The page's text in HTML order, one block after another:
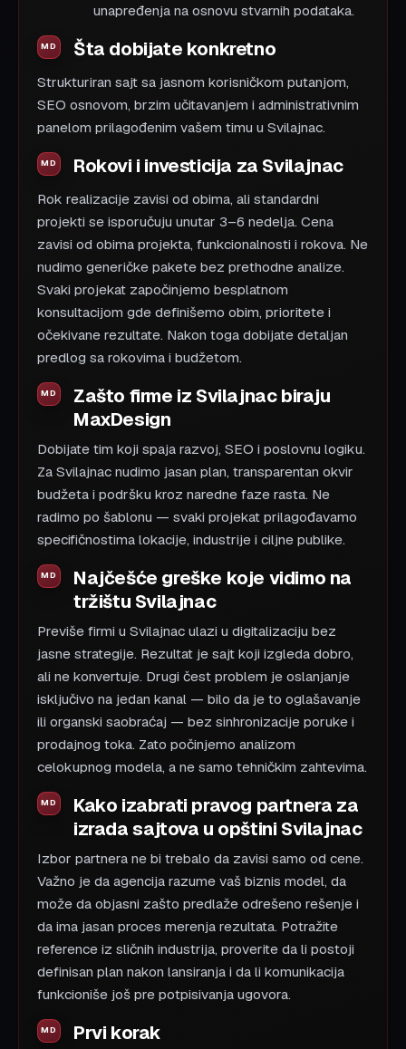
unapređenja na osnovu stvarnih podataka.
Šta dobijate konkretno
Strukturiran sajt sa jasnom korisničkom putanjom,
SEO osnovom, brzim učitavanjem i administrativnim
panelom prilagođenim vašem timu u Svilajnac.
Rokovi i investicija za Svilajnac
Rok realizacije zavisi od obima, ali standardni
projekti se isporučuju unutar 3–6 nedelja. Cena
zavisi od obima projekta, funkcionalnosti i rokova. Ne
nudimo generičke pakete bez prethodne analize.
Svaki projekat započinjemo besplatnom
konsultacijom gde definišemo obim, prioritete i
očekivane rezultate. Nakon toga dobijate detaljan
predlog sa rokovima i budžetom.
Zašto firme iz Svilajnac biraju
MaxDesign
Dobijate tim koji spaja razvoj, SEO i poslovnu logiku.
Za Svilajnac nudimo jasan plan, transparentan okvir
budžeta i podršku kroz naredne faze rasta. Ne
radimo po šablonu — svaki projekat prilagođavamo
specifičnostima lokacije, industrije i ciljne publike.
Najčešće greške koje vidimo na
tržištu Svilajnac
Previše firmi u Svilajnac ulazi u digitalizaciju bez
jasne strategije. Rezultat je sajt koji izgleda dobro,
ali ne konvertuje. Drugi čest problem je oslanjanje
isključivo na jedan kanal — bilo da je to oglašavanje
ili organski saobraćaj — bez sinhronizacije poruke i
prodajnog toka. Zato počinjemo analizom
celokupnog modela, a ne samo tehničkim zahtevima.
Kako izabrati pravog partnera za
izrada sajtova u opštini Svilajnac
Izbor partnera ne bi trebalo da zavisi samo od cene.
Važno je da agencija razume vaš biznis model, da
može da objasni zašto predlaže odrešeno rešenje i
da ima jasan proces merenja rezultata. Potražite
reference iz sličnih industrija, proverite da li postoji
definisan plan nakon lansiranja i da li komunikacija
funkcioniše još pre potpisivanja ugovora.
Prvi korak